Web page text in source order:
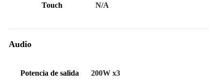
Touch N/A
Audio
Potencia de salida 200W x3